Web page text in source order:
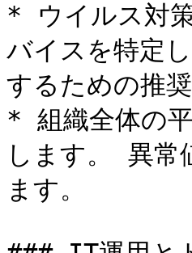
* ウイルス対
バイスを特定
するための推
* 組織全体の
します。 異常
ます。